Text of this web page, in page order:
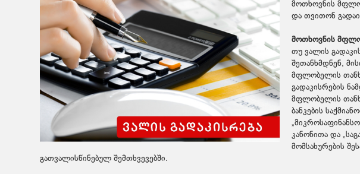
მოთხოვნის
და თვითონ
მოთხოვნის
თუ ვალის
შეთანხმდნენ,
მფლობელის
გადაკისრების
მფლობელის
ბანკების
კანონითა და
მომსახურების
გათვალისწინებულ შემთხვევებში.